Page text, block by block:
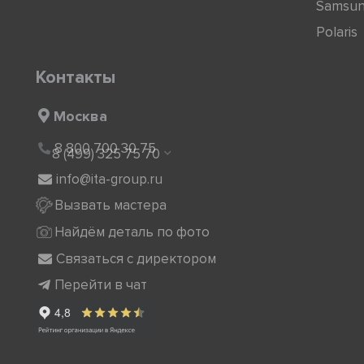
Polaris
Контакты
Москва
8 800 700 30 75
8 (499) 325 75 70
info@ita-group.ru
Вызвать мастера
Найдём деталь по фото
Связаться с директором
Перейти в чат